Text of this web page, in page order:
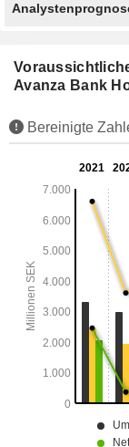
Avanza Bank
Bereinigte